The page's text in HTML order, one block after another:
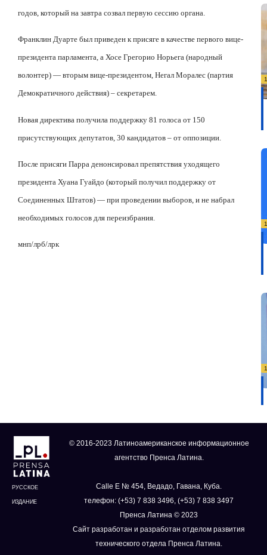
годов, который на завтра созвал первую сессию органа.
Франклин Дуарте был приведен к присяге в качестве первого вице-
президента парламента, а Хосе Грегорио Норьега (народный
волонтер) — вторым вице-президентом, Негал Моралес (партия
Демократичного действия) – секретарем.
Новая директива получила поддержку 81 голоса от 150
присутствующих депутатов, 30 кандидатов – от оппозиции.
После присяги Парра денонсировал препятствия уходящего
президента Хуана Гуайдо (который получил поддержку от
Соединенных Штатов) — при проведении выборов, и не набрал
необходимых голосов для переизбрания.
мнп/лрб/лрк
РУССКОЕ
ИЗДАНИЕ
© 2016-2023 Латиноамериканское информационное
агентство Пренса Латина.
Calle E № 454, Ведадо, Гавана, Куба.
телефон: (+53) 7 838 3496, (+53) 7 838 3497
Пренса Латина © 2023
Сайт разработан и разработан отделом развития
технического отдела Пренса Латина.